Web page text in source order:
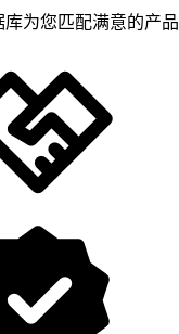
为您匹配满意的产品